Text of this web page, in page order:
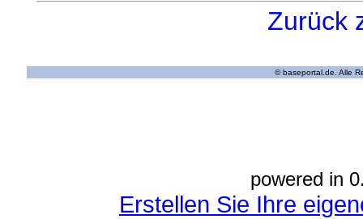
Zurück
© baseportal.de. Alle
powered in
Erstellen Sie Ihre